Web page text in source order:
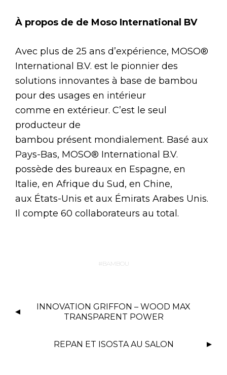
À propos de de Moso International BV
Avec plus de 25 ans d’expérience, MOSO®
International B.V. est le pionnier des
solutions innovantes à base de bambou
pour des usages en intérieur
comme en extérieur. C’est le seul
producteur de
bambou présent mondialement. Basé aux
Pays-Bas, MOSO® International B.V.
possède des bureaux en Espagne, en
Italie, en Afrique du Sud, en Chine,
aux États-Unis et aux Émirats Arabes Unis.
Il compte 60 collaborateurs au total.
BAMBOU
INNOVATION GRIFFON – WOOD MAX
TRANSPARENT POWER
REPAN ET ISOSTA AU SALON